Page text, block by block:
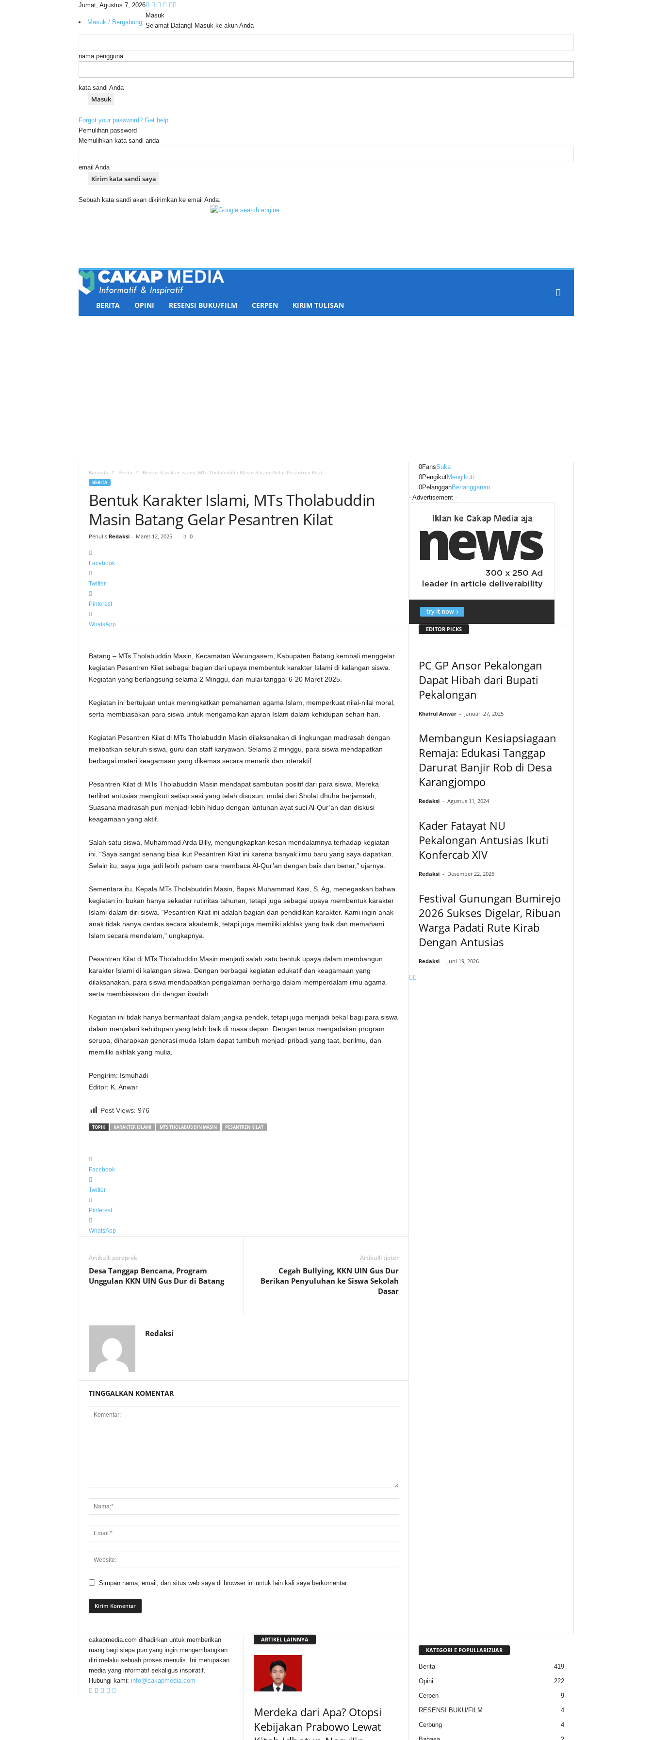
Jumat, Agustus 7, 2026
Masuk / Bergabung
Masuk
Selamat Datang! Masuk ke akun Anda
nama pengguna
kata sandi Anda
Forgot your password? Get help
Pemulihan password
Memulihkan kata sandi anda
email Anda
Sebuah kata sandi akan dikirimkan ke email Anda.
e
BERITA OPINI RESENSI BUKU/FILM CERPEN KIRIM TULISAN
Beranda Berita Bentuk Karakter Islami, MTs Tholabuddin Masin Batang Gelar Pesantren Kilat
BERITA
Bentuk Karakter Islami, MTs Tholabuddin
Masin Batang Gelar Pesantren Kilat
Penulis Redaksi- Maret 12, 2025 0
Facebook
Twitter
Pinterest
WhatsApp
Batang – MTs Tholabuddin Masin, Kecamatan Warungasem, Kabupaten Batang kembali menggelar
kegiatan Pesantren Kilat sebagai bagian dari upaya membentuk karakter Islami di kalangan siswa.
Kegiatan yang berlangsung selama 2 Minggu, dari mulai tanggal 6-20 Maret 2025.
Kegiatan ini bertujuan untuk meningkatkan pemahaman agama Islam, memperkuat nilai-nilai moral,
serta membiasakan para siswa untuk mengamalkan ajaran Islam dalam kehidupan sehari-hari.
Kegiatan Pesantren Kilat di MTs Tholabuddin Masin dilaksanakan di lingkungan madrasah dengan
melibatkan seluruh siswa, guru dan staff karyawan. Selama 2 minggu, para siswa mendapatkan
berbagai materi keagamaan yang dikemas secara menarik dan interaktif.
Pesantren Kilat di MTs Tholabuddin Masin mendapat sambutan positif dari para siswa. Mereka
terlihat antusias mengikuti setiap sesi yang telah disusun, mulai dari Sholat dhuha berjamaah,
Suasana madrasah pun menjadi lebih hidup dengan lantunan ayat suci Al-Qur’an dan diskusi
keagamaan yang aktif.
Salah satu siswa, Muhammad Arda Billy, mengungkapkan kesan mendalamnya terhadap kegiatan
ini. “Saya sangat senang bisa ikut Pesantren Kilat ini karena banyak ilmu baru yang saya dapatkan.
Selain itu, saya juga jadi lebih paham cara membaca Al-Qur’an dengan baik dan benar,” ujarnya.
Sementara itu, Kepala MTs Tholabuddin Masin, Bapak Muhammad Kasi, S. Ag, menegaskan bahwa
kegiatan ini bukan hanya sekadar rutinitas tahunan, tetapi juga sebagai upaya membentuk karakter
Islami dalam diri siswa. “Pesantren Kilat ini adalah bagian dari pendidikan karakter. Kami ingin anak-
anak tidak hanya cerdas secara akademik, tetapi juga memiliki akhlak yang baik dan memahami
Islam secara mendalam,” ungkapnya.
Pesantren Kilat di MTs Tholabuddin Masin menjadi salah satu bentuk upaya dalam membangun
karakter Islami di kalangan siswa. Dengan berbagai kegiatan edukatif dan keagamaan yang
dilaksanakan, para siswa mendapatkan pengalaman berharga dalam memperdalam ilmu agama
serta membiasakan diri dengan ibadah.
Kegiatan ini tidak hanya bermanfaat dalam jangka pendek, tetapi juga menjadi bekal bagi para siswa
dalam menjalani kehidupan yang lebih baik di masa depan. Dengan terus mengadakan program
serupa, diharapkan generasi muda Islam dapat tumbuh menjadi pribadi yang taat, berilmu, dan
memiliki akhlak yang mulia.
Pengirim: Ismuhadi
Editor: K. Anwar
Post Views: 976
TOPIK KARAKTER ISLAMI MTS THOLABUDDIN MASIN PESANTREN KILAT
Facebook
Twitter
Pinterest
WhatsApp
Artikulli paraprak
Desa Tanggap Bencana, Program
Unggulan KKN UIN Gus Dur di Batang
Artikulli tjetër
Cegah Bullying, KKN UIN Gus Dur
Berikan Penyuluhan ke Siswa Sekolah
Dasar
Redaksi
TINGGALKAN KOMENTAR
Simpan nama, email, dan situs web saya di browser ini untuk lain kali saya berkomentar.
0FansSuka
0PengikutMengikuti
0PelangganBerlangganan
- Advertisement -
EDITOR PICKS
PC GP Ansor Pekalongan
Dapat Hibah dari Bupati
Pekalongan
Khairul Anwar - Januari 27, 2025
Membangun Kesiapsiagaan
Remaja: Edukasi Tanggap
Darurat Banjir Rob di Desa
Karangjompo
Redaksi - Agustus 11, 2024
Kader Fatayat NU
Pekalongan Antusias Ikuti
Konfercab XIV
Redaksi - Desember 22, 2025
Festival Gunungan Bumirejo
2026 Sukses Digelar, Ribuan
Warga Padati Rute Kirab
Dengan Antusias
Redaksi - Juni 19, 2026
cakapmedia.com dihadirkan untuk memberikan
ruang bagi siapa pun yang ingin mengembangkan
diri melalui sebuah proses menulis. Ini merupakan
media yang informatif sekaligus inspiratif.
Hubungi kami: info@cakapmedia.com
ARTIKEL LAINNYA
Merdeka dari Apa? Otopsi
Kebijakan Prabowo Lewat
KATEGORI E POPULLARIZUAR
Berita
419
Opini
222
Cerpen
9
RESENSI BUKU/FILM
4
Cerbung
4